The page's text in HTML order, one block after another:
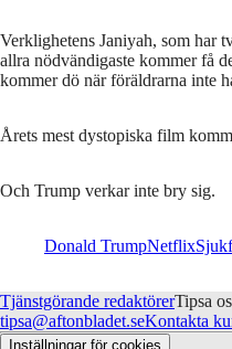
Verklighetens Janiyah, som har
allra nödvändigaste kommer få
kommer dö när föräldrarna inte
Årets mest dystopiska film
Och Trump verkar inte bry sig.
Donald TrumpNetflix
Tjänstgörande redaktörerTipsa
tipsa@aftonbladet.seKontakta
Inställningar för cookies